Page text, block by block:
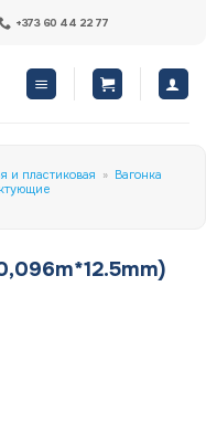
+373 60 44 22 77
и пластиковая » Вагонка